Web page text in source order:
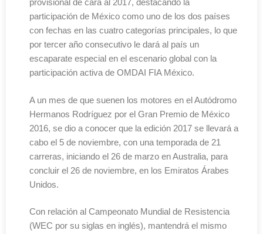
provisional de cara al 2017, destacando la
participación de México como uno de los dos países
con fechas en las cuatro categorías principales, lo que
por tercer año consecutivo le dará al país un
escaparate especial en el escenario global con la
participación activa de OMDAI FIA México.
A un mes de que suenen los motores en el Autódromo
Hermanos Rodríguez por el Gran Premio de México
2016, se dio a conocer que la edición 2017 se llevará a
cabo el 5 de noviembre, con una temporada de 21
carreras, iniciando el 26 de marzo en Australia, para
concluir el 26 de noviembre, en los Emiratos Árabes
Unidos.
Con relación al Campeonato Mundial de Resistencia
(WEC por su siglas en inglés), mantendrá el mismo